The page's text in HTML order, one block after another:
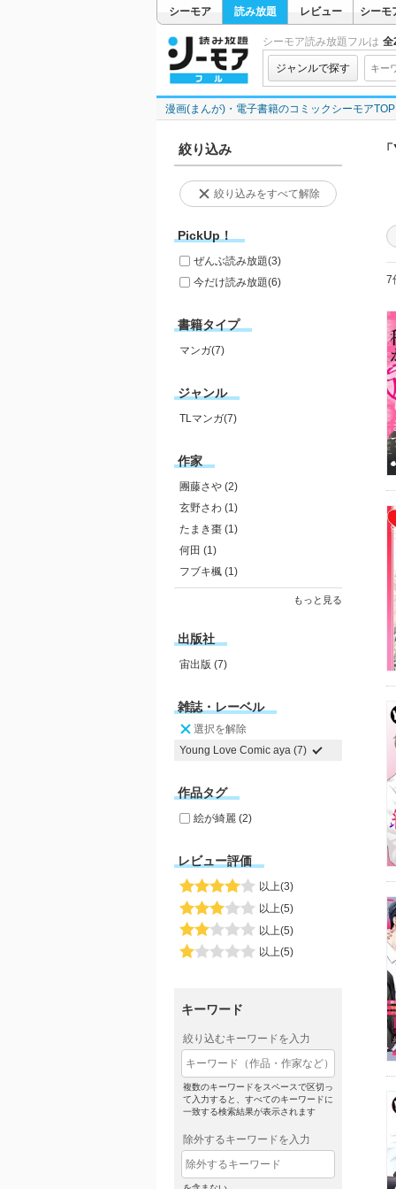
シーモア 読み放題 レビュー シーモ
シーモア読み放題フルは 全
ジャンルで探す
漫画(まんが)・電子書籍のコミックシーモアTOP
絞り込み
絞り込みをすべて解除
PickUp！
ぜんぶ読み放題(3)
今だけ読み放題(6)
書籍タイプ
マンガ(7)
ジャンル
TLマンガ(7)
作家
團藤さや (2)
玄野さわ (1)
たまき棗 (1)
何田 (1)
フブキ楓 (1)
もっと見る
出版社
宙出版 (7)
雑誌・レーベル
選択を解除
Young Love Comic aya (7)
作品タグ
絵が綺麗 (2)
レビュー評価
以上(3)
以上(5)
以上(5)
以上(5)
キーワード
絞り込むキーワードを入力
複数のキーワードをスペースで区切っ
て入力すると、すべてのキーワードに
一致する検索結果が表示されます
除外するキーワードを入力
7